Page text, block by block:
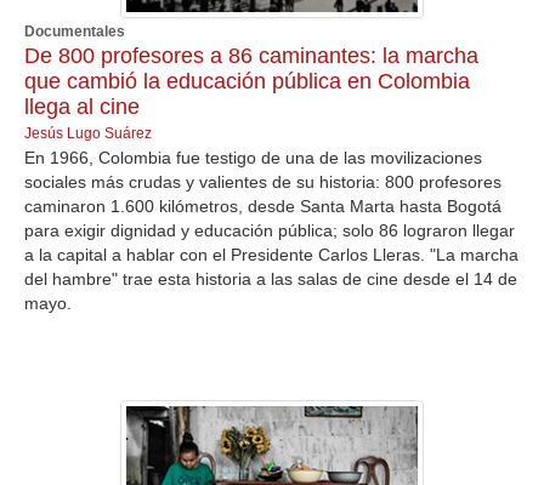
Documentales
De 800 profesores a 86 caminantes: la marcha
que cambió la educación pública en Colombia
llega al cine
Jesús Lugo Suárez
En 1966, Colombia fue testigo de una de las movilizaciones
sociales más crudas y valientes de su historia: 800 profesores
caminaron 1.600 kilómetros, desde Santa Marta hasta Bogotá
para exigir dignidad y educación pública; solo 86 lograron llegar
a la capital a hablar con el Presidente Carlos Lleras. "La marcha
del hambre" trae esta historia a las salas de cine desde el 14 de
mayo.